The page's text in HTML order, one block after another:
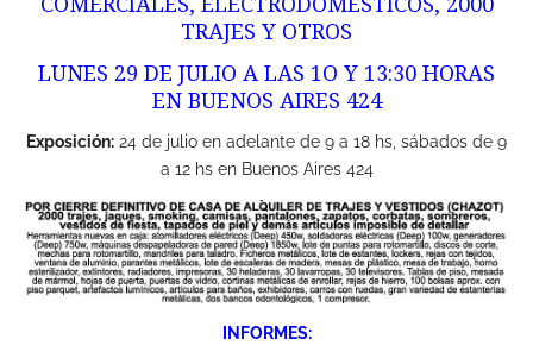
TRAJES Y OTROS
LUNES 29 DE JULIO A LAS 1O Y 13:30 HORAS
EN BUENOS AIRES 424
Exposición: 24 de julio en adelante de 9 a 18 hs, sábados de 9
a 12 hs en Buenos Aires 424
INFORMES: